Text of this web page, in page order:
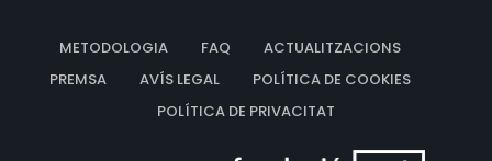
METODOLOGIA FAQ
ACTUALITZACIONS
PREMSA
AVÍS LEGAL
POLÍTICA DE COOKIES
POLÍTICA DE PRIVACITAT